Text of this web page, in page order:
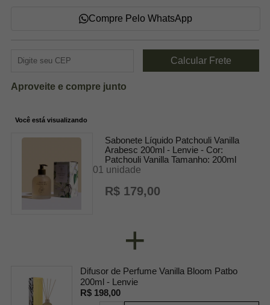
Compre Pelo WhatsApp
Aproveite e compre junto
Você está visualizando
Sabonete Líquido Patchouli Vanilla
Arabesc 200ml - Lenvie - Cor:
Patchouli Vanilla Tamanho: 200ml
01 unidade
R$ 179,00
+
Difusor de Perfume Vanilla Bloom Patbo
200ml - Lenvie
R$ 198,00